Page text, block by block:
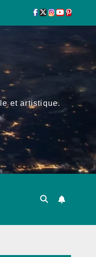
et artistique.